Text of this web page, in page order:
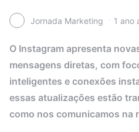
Jornada Marketing 1 ano
O Instagram apresenta
mensagens diretas, com
inteligentes e conexões
essas atualizações estão
como nos comunicamos na